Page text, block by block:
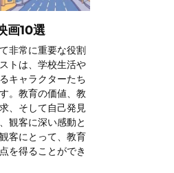
画10選
非常に重要な役割
トは、学校生活や
キャラクターたち
。教育の価値、教
、そして自己発見
観客に深い感動と
客にとって、教育
を得ることができ